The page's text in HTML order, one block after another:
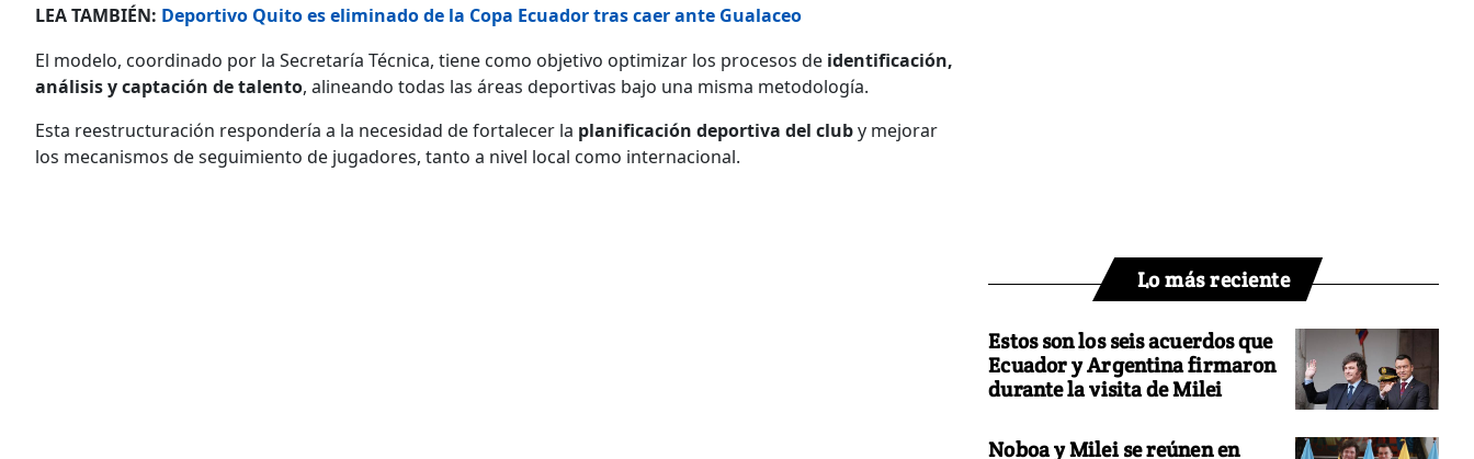
LEA TAMBIÉN: Deportivo Quito es eliminado de la Copa Ecuador tras caer ante Gualaceo
El modelo, coordinado por la Secretaría Técnica, tiene como objetivo optimizar los procesos de identificación,
análisis y captación de talento, alineando todas las áreas deportivas bajo una misma metodología.
Esta reestructuración respondería a la necesidad de fortalecer la planificación deportiva del cluby mejorar
los mecanismos de seguimiento de jugadores, tanto a nivel local como internacional.
Lo más reciente
Estos son los seis acuerdos que
Ecuador y Argentina firmaron
durante la visita de Milei
Noboa y Milei se reúnen en